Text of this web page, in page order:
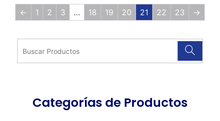
← 1 2 3 … 18 19 20 21 22 23 →
Categorías de Productos